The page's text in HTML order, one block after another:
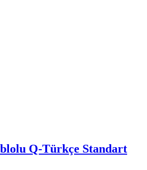
Q-Türkçe Standart